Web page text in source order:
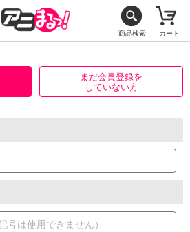
商品検索 カート
まだ会員登録を
していない方